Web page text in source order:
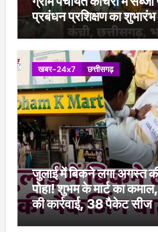
प्रबंधन प्रशिक्षण का शुभारंभ
खबर-24x7 छत्तीसगढ़
जुलाई में बिकने लगा अगस्त
पोहा! शुभम के मार्ट का
की कार्रवाई, 38 पैकेट सीज